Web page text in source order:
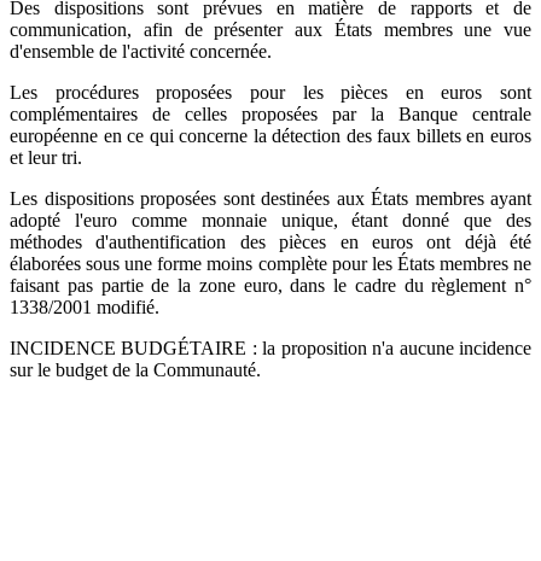
Des dispositions sont prévues en matière de rapports et de
communication, afin de présenter aux États membres une vue
d'ensemble de l'activité concernée.
Les procédures proposées pour les pièces en euros sont
complémentaires de celles proposées par la Banque centrale
européenne en ce qui concerne la détection des faux billets en euros
et leur tri.
Les dispositions proposées sont destinées aux États membres ayant
adopté l'euro comme monnaie unique, étant donné que des
méthodes d'authentification des pièces en euros ont déjà été
élaborées sous une forme moins complète pour les États membres ne
faisant pas partie de la zone euro, dans le cadre du règlement n°
1338/2001 modifié.
INCIDENCE BUDGÉTAIRE : la proposition n'a aucune incidence
sur le budget de la Communauté.